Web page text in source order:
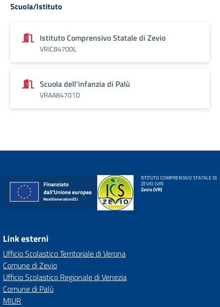
Scuola/Istituto
Istituto Comprensivo Statale di Zevio
VRIC84700L
Scuola dell'infanzia di Palù
VRAA84701D
ISTITUTO COMPRENSIVO STATALE DI
ZEVIO (VR)
Zevio (VR)
Link esterni
Ufficio Scolastico Territoriale di Verona
Comune di Zevio
Ufficio Scolastico Regionale di Venezia
Comune di Palù
MIUR